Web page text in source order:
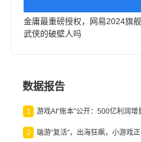
金庸最重磅授权，网易2024旗
武侠的破壁人吗
数据报告
1
2